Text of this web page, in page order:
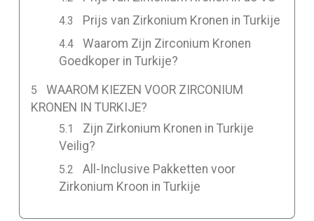
Prijs van Zirkonium Kronen in Turkije
Waarom Zijn Zirconium Kronen
Goedkoper in Turkije?
WAAROM KIEZEN VOOR ZIRCONIUM
KRONEN IN TURKIJE?
Zijn Zirkonium Kronen in Turkije
Veilig?
All-Inclusive Pakketten voor
Zirkonium Kroon in Turkije